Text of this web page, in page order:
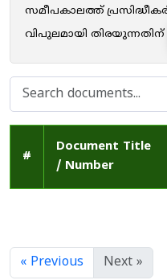
സമീപകാലത്ത്
വിപുലമായി തിരയുന്നതിന്
#
Document Title
/ Number
« Previous Next »